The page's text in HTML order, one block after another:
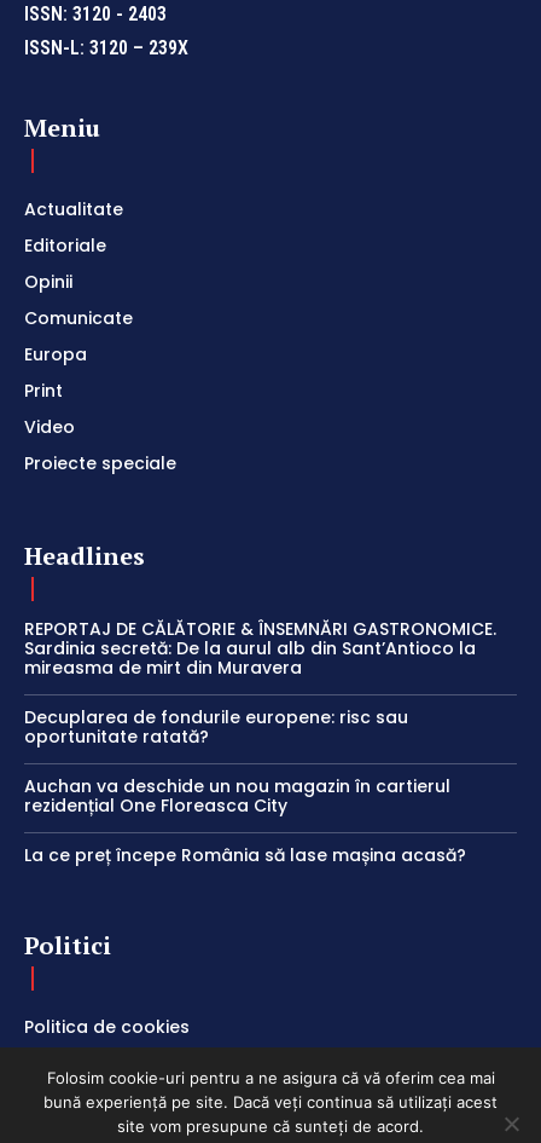
ISSN: 3120 - 2403
ISSN-L: 3120 – 239X
Meniu
Actualitate
Editoriale
Opinii
Comunicate
Europa
Print
Video
Proiecte speciale
Headlines
REPORTAJ DE CĂLĂTORIE & ÎNSEMNĂRI GASTRONOMICE.
Sardinia secretă: De la aurul alb din Sant’Antioco la
mireasma de mirt din Muravera
Decuplarea de fondurile europene: risc sau
oportunitate ratată?
Auchan va deschide un nou magazin în cartierul
rezidențial One Floreasca City
La ce preț începe România să lase mașina acasă?
Politici
Politica de cookies
Politica de Confidențialitate
Folosim cookie-uri pentru a ne asigura că vă oferim cea mai
bună experiență pe site. Dacă veți continua să utilizați acest
site vom presupune că sunteți de acord.